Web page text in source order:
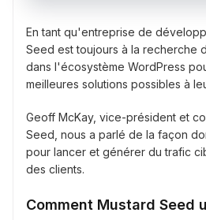
En tant qu'entreprise de
Seed est toujours à la recherche
dans l'écosystème WordPress
meilleures solutions possibles à
Geoff McKay, vice-président et
Seed, nous a parlé de la façon
pour lancer et générer du trafic
des clients.
Comment Mustard Seed